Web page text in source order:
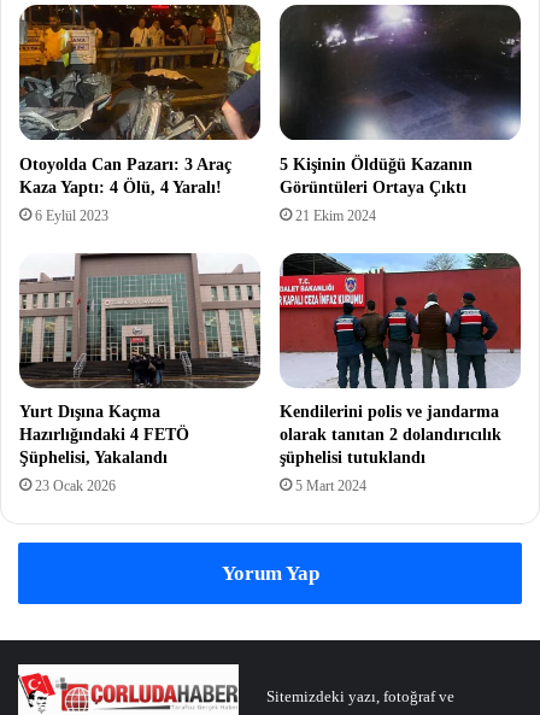
Otoyolda Can Pazarı: 3 Araç
Kaza Yaptı: 4 Ölü, 4 Yaralı!
6 Eylül 2023
5 Kişinin Öldüğü Kazanın
Görüntüleri Ortaya Çıktı
21 Ekim 2024
Yurt Dışına Kaçma
Hazırlığındaki 4 FETÖ
Şüphelisi, Yakalandı
23 Ocak 2026
Kendilerini polis ve jandarma
olarak tanıtan 2 dolandırıcılık
şüphelisi tutuklandı
5 Mart 2024
Yorum Yap
Sitemizdeki yazı, fotoğraf ve